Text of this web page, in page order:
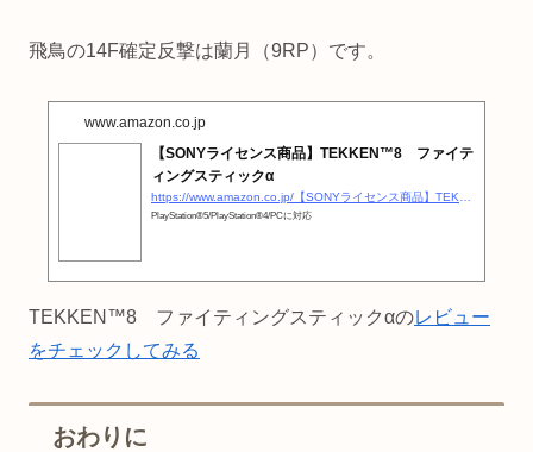
飛鳥の14F確定反撃は蘭月（9RP）です。
www.amazon.co.jp
【SONYライセンス商品】TEKKEN™8 ファイテ
ィングスティックα
https://www.amazon.co.jp/【SONYライセンス商品】TEKKEN™8-ファイティングスティックα-PlayStation®5-PlayStation®4-PC【PS5-PS4両対応】/dp/B0CJC25MQ9?__mk_ja_JP=カタカナ&amp;#038;#038;crid=1DW66V7BYGUYB&amp;#038;#038;dib=eyJ2IjoiMSJ9.EoWXtqpihlIB01o0rFbeKETBghtM8efuc3FqlwEgE8G2kZlQxEzuYU4LicHcFt2SccY6aXBo1LZj9zkXpgqKVv-AyM-UqJPO4gDj3Qr0a0FiZDiH5qZmy8juRIfciCeCgdLz9ZlllcKi88F0QAWFbYZDMY9uaRNM3XB5daliLGjkABa0h60ZuNZ84AzkxAtGvqGhhhRIshKcSZTqOpq88xcIbI6Ig-A9TLJE_IgoA4WS4ROQwt9ttFmSGDb_nUJ28-ENPEzauzylAQfdcknH3HlIRMz175fIWntqAOjLcl8.6BW2bq1iGdyvQPAOFy3fRBQ5ho4f2b7MobGNmMXl2zM&amp;#038;#038;dib_tag=se&amp;#038;#038;keywords=鉄拳8+アケコン&amp;#038;#038;qid=1723506387&amp;#038;#038;sprefix=鉄拳8+アケコン,aps,165&amp;#038;#038;sr=8-33&amp;#038;#038;linkCode=ll1&amp;#038;#038;tag=otakahero-22&amp;#038;#038;linkId=33334960421a2e48d0439a68b9737118&amp;#038;#038;language=ja_JP&amp;#038;#038;ref_=as_li_ss_tl
PlayStation®5/PlayStation®4/PCに対応
TEKKEN™8 ファイティングスティックαのレビュー
をチェックしてみる
おわりに